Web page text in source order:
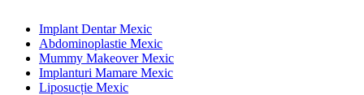
Implant Dentar Mexic
Abdominoplastie Mexic
Mummy Makeover Mexic
Implanturi Mamare Mexic
Liposucție Mexic